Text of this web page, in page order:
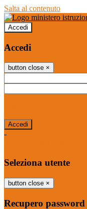
Salta al contenuto
Accedi
Accedi
button close ×
-
Seleziona utente
button close ×
Recupero password